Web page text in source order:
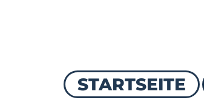
STARTSEITE